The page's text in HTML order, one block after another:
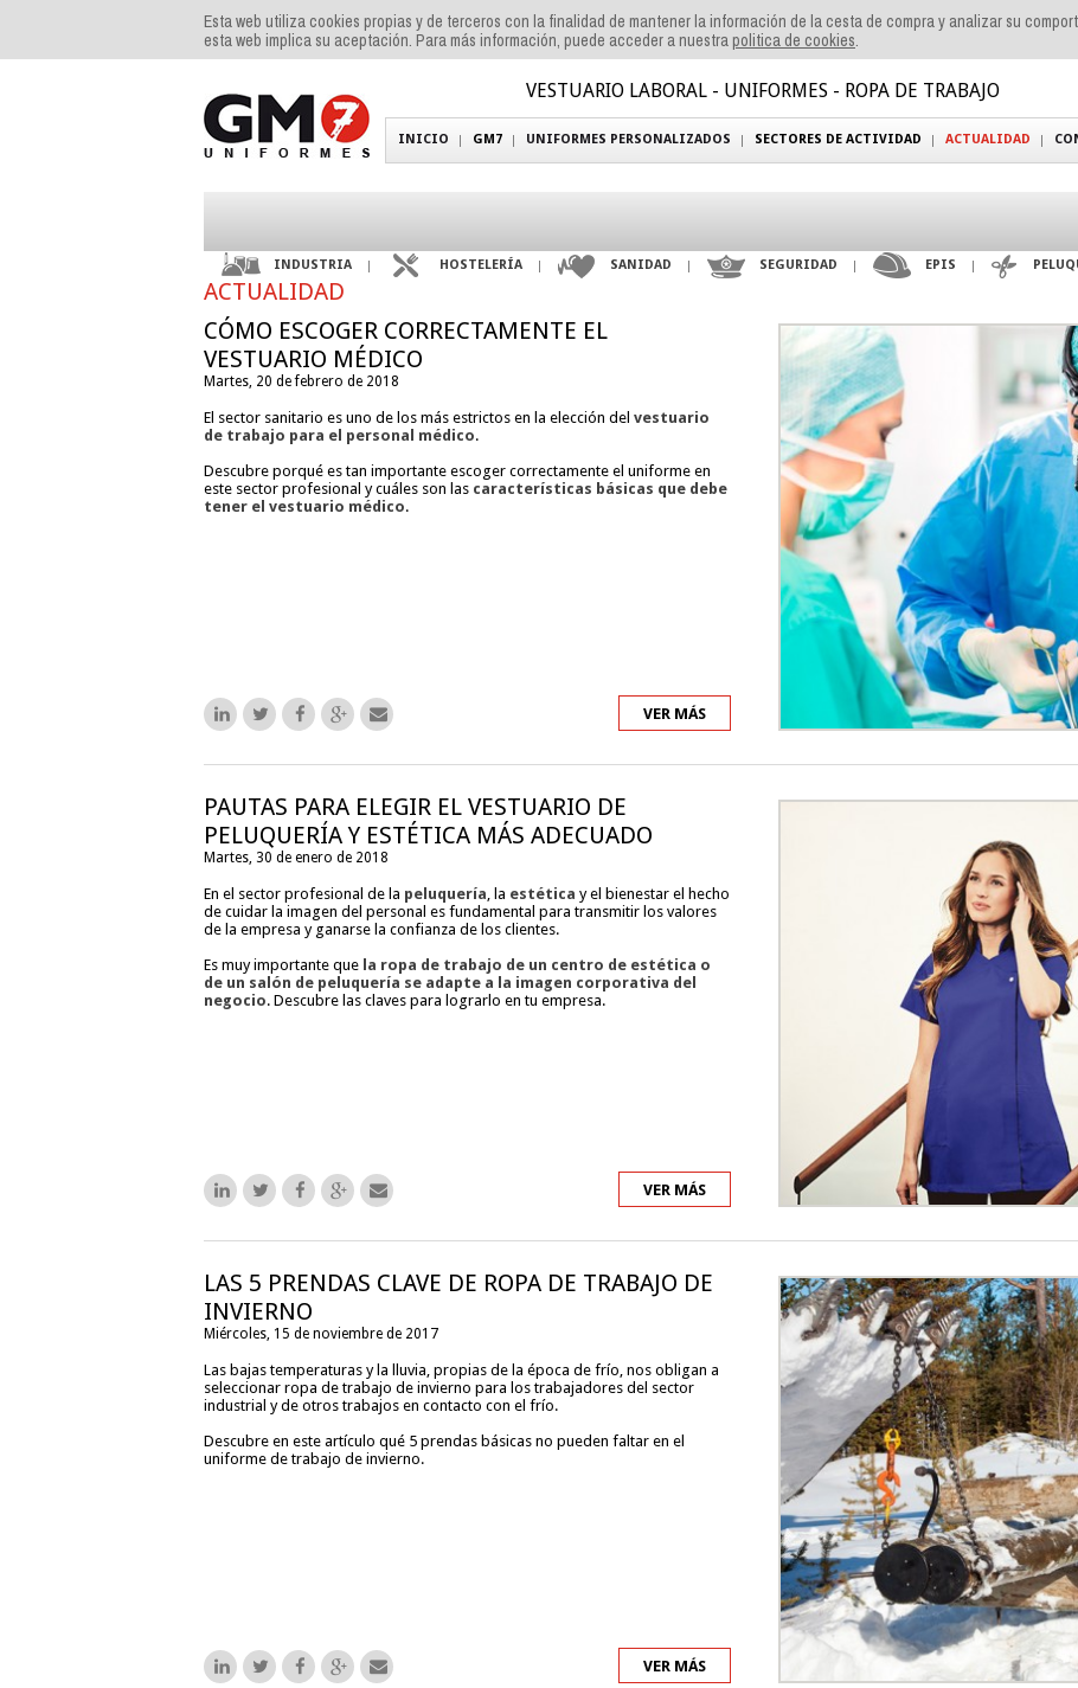
Esta web utiliza cookies propias y de terceros con la finalidad de mantener la información de la cesta de compra y analizar su
esta web implica su aceptación. Para más información, puede acceder a nuestrapolitica de cookies.
VESTUARIO LABORAL - UNIFORMES - ROPA DE TRABAJO
INICIO GM7 UNIFORMES PERSONALIZADOS SECTORES DE ACTIVIDAD ACTUALIDAD
INDUSTRIA HOSTELERÍA SANIDAD SEGURIDAD EPIS
ACTUALIDAD
CÓMO ESCOGER CORRECTAMENTE EL
VESTUARIO MÉDICO
Martes, 20 de febrero de 2018
El sector sanitario es uno de los más estrictos en la elección del vestuario
de trabajo para el personal médico.
Descubre porqué es tan importante escoger correctamente el uniforme en
este sector profesional y cuáles son las características básicas que debe
tener el vestuario médico.
VER MÁS
PAUTAS PARA ELEGIR EL VESTUARIO DE
PELUQUERÍA Y ESTÉTICA MÁS ADECUADO
Martes, 30 de enero de 2018
En el sector profesional de la peluquería, la estética y el bienestar el hecho
de cuidar la imagen del personal es fundamental para transmitir los valores
de la empresa y ganarse la confianza de los clientes.
Es muy importante que la ropa de trabajo de un centro de estética o
de un salón de peluquería se adapte a la imagen corporativa del
negocio. Descubre las claves para lograrlo en tu empresa.
VER MÁS
LAS 5 PRENDAS CLAVE DE ROPA DE TRABAJO DE
INVIERNO
Miércoles, 15 de noviembre de 2017
Las bajas temperaturas y la lluvia, propias de la época de frío, nos obligan a
seleccionar ropa de trabajo de invierno para los trabajadores del sector
industrial y de otros trabajos en contacto con el frío.
Descubre en este artículo qué 5 prendas básicas no pueden faltar en el
uniforme de trabajo de invierno.
VER MÁS